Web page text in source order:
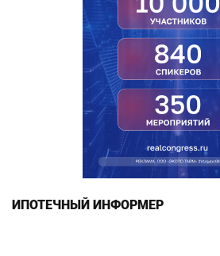
ИПОТЕЧНЫЙ ИНФОРМЕР